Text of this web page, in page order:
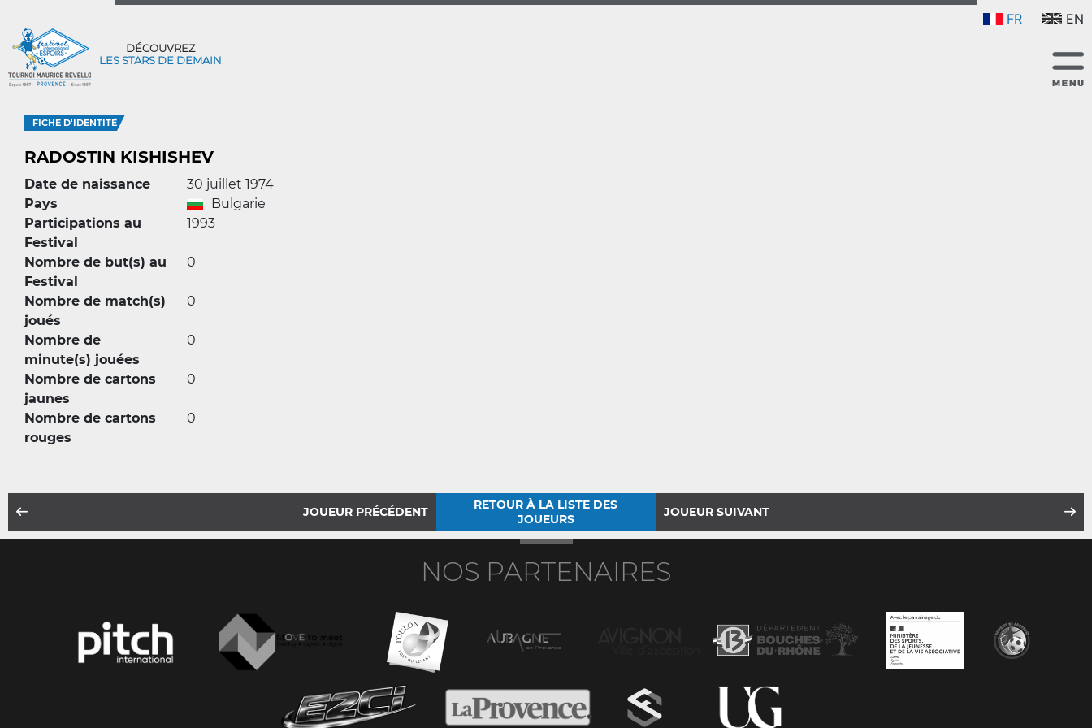
FR EN
DÉCOUVREZ
LES STARS DE DEMAIN
FICHE D'IDENTITÉ
RADOSTIN KISHISHEV
Date de naissance
30 juillet 1974
Pays
Bulgarie
Participations au
Festival
1993
Nombre de but(s) au
Festival
0
Nombre de match(s)
joués
0
Nombre de
minute(s) jouées
0
Nombre de cartons
jaunes
0
Nombre de cartons
rouges
0
JOUEUR PRÉCÉDENT
RETOUR À LA LISTE DES
JOUEURS
JOUEUR SUIVANT
NOS PARTENAIRES